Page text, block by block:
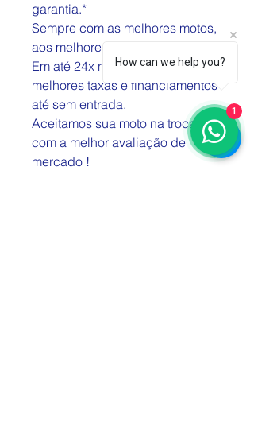
garantia.*
Sempre com as melhores motos,
aos melhores preços
Em até 24x no cartão com as
melhores taxas e financiamentos
até sem entrada.
Aceitamos sua moto na troca
com a melhor avaliação de
mercado !
How can we help you?
1